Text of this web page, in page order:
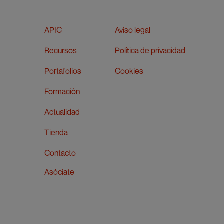
APIC
Recursos
Portafolios
Formación
Actualidad
Tienda
Contacto
Asóciate
Aviso legal
Política de privacidad
Cookies